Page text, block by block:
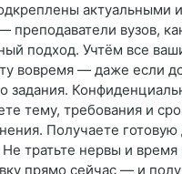
актуальными
вузов,
подход. Учтём все
вовремя — даже если
задания.
тему, требования и
Получаете
тратьте нервы и
прямо сейчас — и